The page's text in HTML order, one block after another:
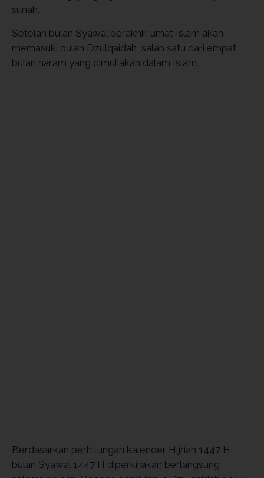
sunah.
Setelah bulan Syawal berakhir, umat Islam akan
memasuki bulan Dzulqaidah, salah satu dari empat
bulan haram yang dimuliakan dalam Islam.
Berdasarkan perhitungan kalender Hijriah 1447 H,
bulan Syawal 1447 H diperkirakan berlangsung